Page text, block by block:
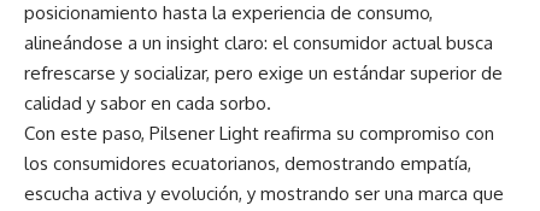
posicionamiento hasta la experiencia de consumo,
alineándose a un insight claro: el consumidor actual busca
refrescarse y socializar, pero exige un estándar superior de
calidad y sabor en cada sorbo.
Con este paso, Pilsener Light reafirma su compromiso con
los consumidores ecuatorianos, demostrando empatía,
escucha activa y evolución, y mostrando ser una marca que